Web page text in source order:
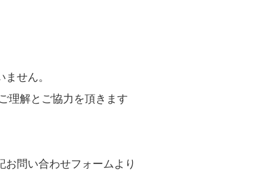
せん。
理解とご協力を頂きます
問い合わせフォームより